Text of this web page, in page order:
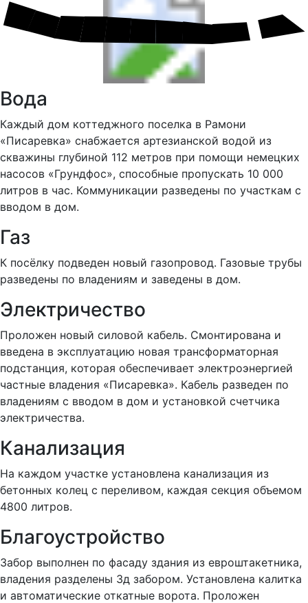
Вода
Каждый дом коттеджного поселка в Рамони
«Писаревка» снабжается артезианской водой из
скважины глубиной 112 метров при помощи немецких
насосов «Грундфос», способные пропускать 10 000
литров в час. Коммуникации разведены по участкам с
вводом в дом.
Газ
К посёлку подведен новый газопровод. Газовые трубы
разведены по владениям и заведены в дом.
Электричество
Проложен новый силовой кабель. Смонтирована и
введена в эксплуатацию новая трансформаторная
подстанция, которая обеспечивает электроэнергией
частные владения «Писаревка». Кабель разведен по
владениям с вводом в дом и установкой счетчика
электричества.
Канализация
На каждом участке установлена канализация из
бетонных колец с переливом, каждая секция объемом
4800 литров.
Благоустройство
Забор выполнен по фасаду здания из евроштакетника,
владения разделены 3д забором. Установлена калитка
и автоматические откатные ворота. Проложен